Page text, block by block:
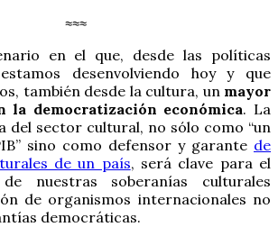
≈≈≈
en el que, desde las políticas
desenvolviendo hoy y que
también desde la cultura, un mayor
la democratización económica. La
del sector cultural, no sólo como “un
sino como defensor y garante de
de un país, será clave para el
nuestras soberanías culturales
de organismos internacionales no
democráticas.